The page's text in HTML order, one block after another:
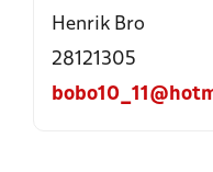
Henrik Bro
28121305